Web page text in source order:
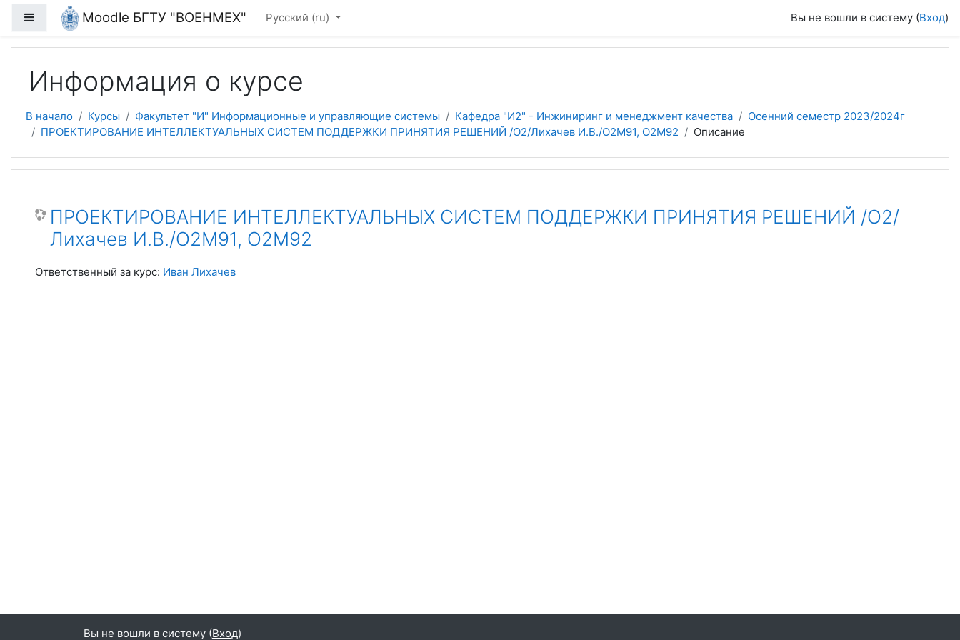
Перейти к основному содержанию
Боковая панельMoodle БГТУ "ВОЕНМЕХ" Русский ‎(ru)‎ Вы не вошли в систему (Вход)
Информация о курсе
В начало Курсы Факультет "И" Информационные и управляющие системы Кафедра "И2" - Инжиниринг и менеджмент качества
Осенний семестр 2023/2024г
ПРОЕКТИРОВАНИЕ ИНТЕЛЛЕКТУАЛЬНЫХ СИСТЕМ ПОДДЕРЖКИ ПРИНЯТИЯ РЕШЕНИЙ /О2/Лихачев И.В./О2М91, О2М92
Описание
ПРОЕКТИРОВАНИЕ ИНТЕЛЛЕКТУАЛЬНЫХ СИСТЕМ ПОДДЕРЖКИ ПРИНЯТИЯ РЕШЕНИЙ /О2/
Лихачев И.В./О2М91, О2М92
Ответственный за курс: Иван Лихачев
Вы не вошли в систему (Вход)